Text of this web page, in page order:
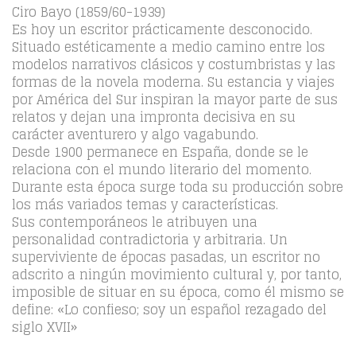
Ciro Bayo (1859/60-1939)
Es hoy un escritor prácticamente desconocido.
Situado estéticamente a medio camino entre los
modelos narrativos clásicos y costumbristas y las
formas de la novela moderna. Su estancia y viajes
por América del Sur inspiran la mayor parte de sus
relatos y dejan una impronta decisiva en su
carácter aventurero y algo vagabundo.
Desde 1900 permanece en España, donde se le
relaciona con el mundo literario del momento.
Durante esta época surge toda su producción sobre
los más variados temas y características.
Sus contemporáneos le atribuyen una
personalidad contradictoria y arbitraria. Un
superviviente de épocas pasadas, un escritor no
adscrito a ningún movimiento cultural y, por tanto,
imposible de situar en su época, como él mismo se
define: «Lo confieso; soy un español rezagado del
siglo XVII»